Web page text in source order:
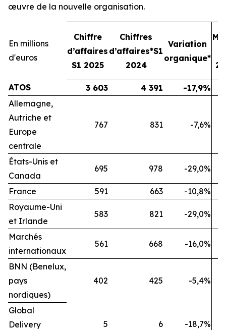
œuvre de la nouvelle organisation.
En millions
d'euros
Chiffre
d’affaires
S1 2025
Chiffres
d’affaires*S1
2024
Variation
organique*
ATOS 3 603 4 391 -17,9%
Allemagne,
Autriche et
Europe
centrale
767 831 -7,6%
États-Unis et
Canada
695 978 -29,0%
France 591 663
-10,8%
Royaume-Uni
et Irlande
583 821 -29,0%
Marchés
internationaux
561 668 -16,0%
BNN (Benelux,
pays
nordiques)
402 425 -5,4%
Global
Delivery
5 6 -18,7%